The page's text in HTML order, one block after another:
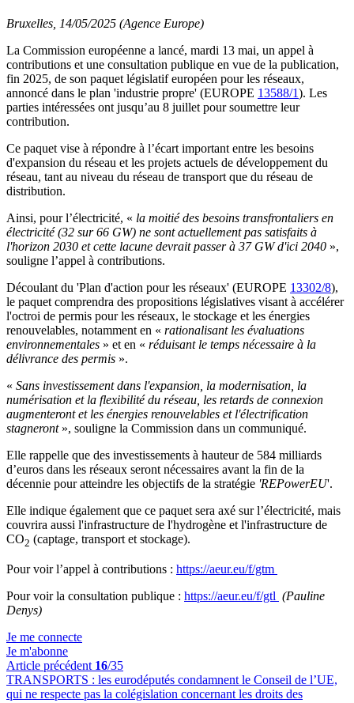
Bruxelles, 14/05/2025 (Agence Europe)
La Commission européenne a lancé, mardi 13 mai, un appel à
contributions et une consultation publique en vue de la publication,
fin 2025, de son paquet législatif européen pour les réseaux,
annoncé dans le plan 'industrie propre' (EUROPE 13588/1). Les
parties intéressées ont jusqu’au 8 juillet pour soumettre leur
contribution.
Ce paquet vise à répondre à l’écart important entre les besoins
d'expansion du réseau et les projets actuels de développement du
réseau, tant au niveau du réseau de transport que du réseau de
distribution.
Ainsi, pour l’électricité, « la moitié des besoins transfrontaliers en
électricité (32 sur 66 GW) ne sont actuellement pas satisfaits à
l'horizon 2030 et cette lacune devrait passer à 37 GW d'ici 2040 »,
souligne l’appel à contributions.
Découlant du 'Plan d'action pour les réseaux' (EUROPE 13302/8),
le paquet comprendra des propositions législatives visant à accélérer
l'octroi de permis pour les réseaux, le stockage et les énergies
renouvelables, notamment en « rationalisant les évaluations
environnementales » et en « réduisant le temps nécessaire à la
délivrance des permis ».
« Sans investissement dans l'expansion, la modernisation, la
numérisation et la flexibilité du réseau, les retards de connexion
augmenteront et les énergies renouvelables et l'électrification
stagneront », souligne la Commission dans un communiqué.
Elle rappelle que des investissements à hauteur de 584 milliards
d’euros dans les réseaux seront nécessaires avant la fin de la
décennie pour atteindre les objectifs de la stratégie 'REPowerEU'.
Elle indique également que ce paquet sera axé sur l’électricité, mais
couvrira aussi l'infrastructure de l'hydrogène et l'infrastructure de
CO2 (captage, transport et stockage).
Pour voir l’appel à contributions : https://aeur.eu/f/gtm
Pour voir la consultation publique : https://aeur.eu/f/gtl (Pauline
Denys)
Je me connecte
Je m'abonne
Article précédent 16/35
TRANSPORTS : les eurodéputés condamnent le Conseil de l’UE,
qui ne respecte pas la colégislation concernant les droits des